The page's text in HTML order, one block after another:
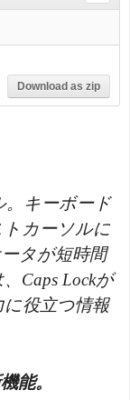
Download as zip
キーボード
カーソルに
タが短時間
Caps Lockが
役立つ情報
能。